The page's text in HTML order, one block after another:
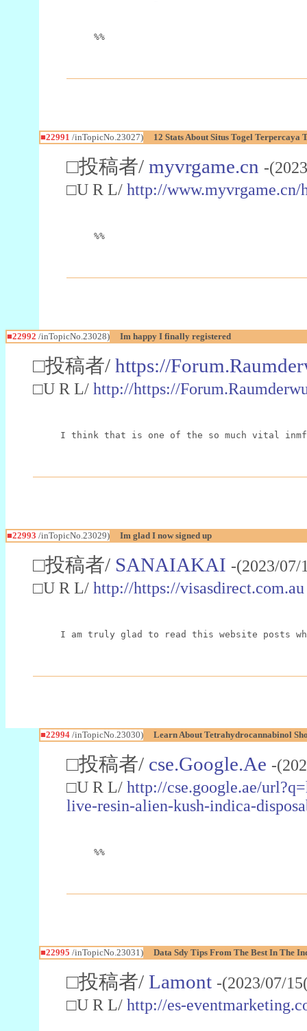
%%
■22991 /inTopicNo.23027) 12 Stats About Situs Togel Terpercaya
□投稿者/ myvrgame.cn -
□U R L/ http://www.myvrgame.cn/
%%
■22992 /inTopicNo.23028) Im happy I finally registered
□投稿者/ https://
□U R L/ http://https://
I think that is one of the so much vital
■22993 /inTopicNo.23029) Im glad I now signed up
□投稿者/ SANAIAKAI -(2023/
□U R L/ http://https://visasdirect.com.au
I am truly glad to read this website posts
■22994/inTopicNo.23030) Learn About Tetrahydrocannabinol
□投稿者/ cse.Google.Ae -
□U R L/ http://cse.google.ae/
live-resin-alien-kush-indica-
%%
■22995 /inTopicNo.23031) Data Sdy Tips From The Best In The
□投稿者/ Lamont -(2023/07/
□U R L/ http://es-